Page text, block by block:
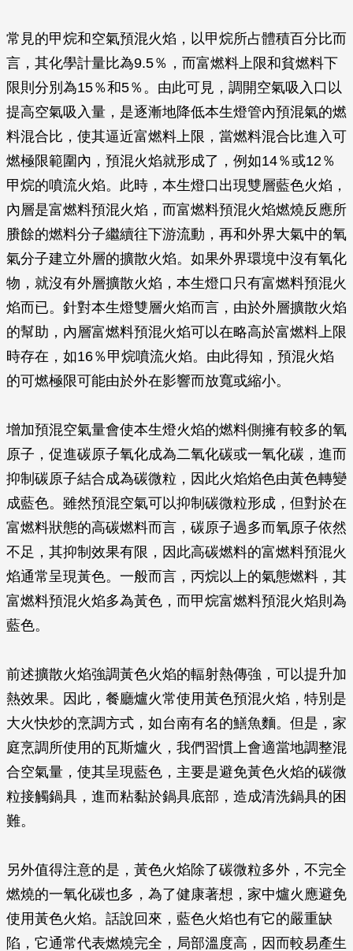
常見的甲烷和空氣預混火焰，以甲烷所占體積百分比而
言，其化學計量比為9.5％，而富燃料上限和貧燃料下
限則分別為15％和5％。由此可見，調開空氣吸入口以
提高空氣吸入量，是逐漸地降低本生燈管內預混氣的燃
料混合比，使其逼近富燃料上限，當燃料混合比進入可
燃極限範圍內，預混火焰就形成了，例如14％或12％
甲烷的噴流火焰。此時，本生燈口出現雙層藍色火焰，
內層是富燃料預混火焰，而富燃料預混火焰燃燒反應所
賸餘的燃料分子繼續往下游流動，再和外界大氣中的氧
氣分子建立外層的擴散火焰。如果外界環境中沒有氧化
物，就沒有外層擴散火焰，本生燈口只有富燃料預混火
焰而已。針對本生燈雙層火焰而言，由於外層擴散火焰
的幫助，內層富燃料預混火焰可以在略高於富燃料上限
時存在，如16％甲烷噴流火焰。由此得知，預混火焰
的可燃極限可能由於外在影響而放寬或縮小。
增加預混空氣量會使本生燈火焰的燃料側擁有較多的氧
原子，促進碳原子氧化成為二氧化碳或一氧化碳，進而
抑制碳原子結合成為碳微粒，因此火焰焰色由黃色轉變
成藍色。雖然預混空氣可以抑制碳微粒形成，但對於在
富燃料狀態的高碳燃料而言，碳原子過多而氧原子依然
不足，其抑制效果有限，因此高碳燃料的富燃料預混火
焰通常呈現黃色。一般而言，丙烷以上的氣態燃料，其
富燃料預混火焰多為黃色，而甲烷富燃料預混火焰則為
藍色。
前述擴散火焰強調黃色火焰的輻射熱傳強，可以提升加
熱效果。因此，餐廳爐火常使用黃色預混火焰，特別是
大火快炒的烹調方式，如台南有名的鱔魚麵。但是，家
庭烹調所使用的瓦斯爐火，我們習慣上會適當地調整混
合空氣量，使其呈現藍色，主要是避免黃色火焰的碳微
粒接觸鍋具，進而粘黏於鍋具底部，造成清洗鍋具的困
難。
另外值得注意的是，黃色火焰除了碳微粒多外，不完全
燃燒的一氧化碳也多，為了健康著想，家中爐火應避免
使用黃色火焰。話說回來，藍色火焰也有它的嚴重缺
陷，它通常代表燃燒完全，局部溫度高，因而較易產生